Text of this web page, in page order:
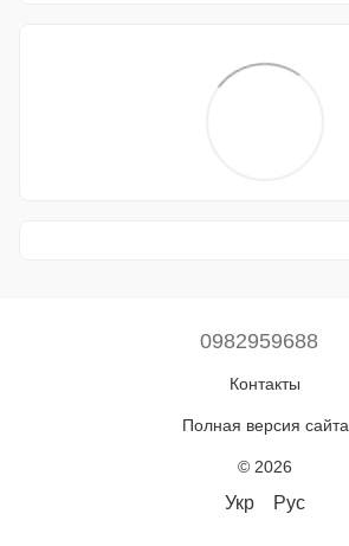
0982959688
Контакты
Полная версия сайта
© 2026
Укр Рус